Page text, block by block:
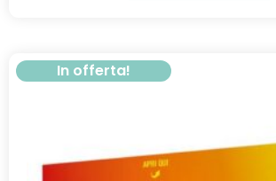
In offerta!